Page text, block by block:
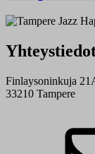
Finlaysoninkuja
33210 Tampere